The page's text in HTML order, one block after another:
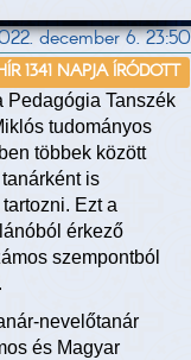
december 6. 23:50
1341 NAPJA ÍRÓDOTT
Pedagógia Tanszék
tudományos
többek között
is
Ezt a
érkező
szempontból
nevelőtanár
és Magyar